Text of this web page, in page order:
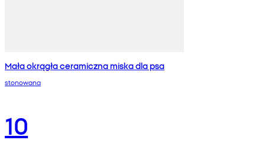
Mała okrągła ceramiczna miska dla psa
stonowana
10